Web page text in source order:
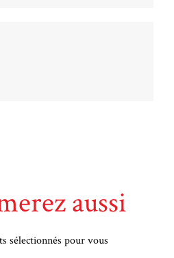
aussi
sélectionnés pour vous